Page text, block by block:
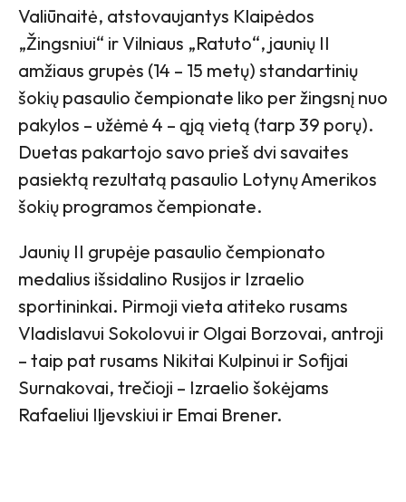
Valiūnaitė, atstovaujantys Klaipėdos
„Žingsniui“ ir Vilniaus „Ratuto“, jaunių II
amžiaus grupės (14 – 15 metų) standartinių
šokių pasaulio čempionate liko per žingsnį nuo
pakylos – užėmė 4 – ąją vietą (tarp 39 porų).
Duetas pakartojo savo prieš dvi savaites
pasiektą rezultatą pasaulio Lotynų Amerikos
šokių programos čempionate.
Jaunių II grupėje pasaulio čempionato
medalius išsidalino Rusijos ir Izraelio
sportininkai. Pirmoji vieta atiteko rusams
Vladislavui Sokolovui ir Olgai Borzovai, antroji
– taip pat rusams Nikitai Kulpinui ir Sofijai
Surnakovai, trečioji – Izraelio šokėjams
Rafaeliui Iljevskiui ir Emai Brener.